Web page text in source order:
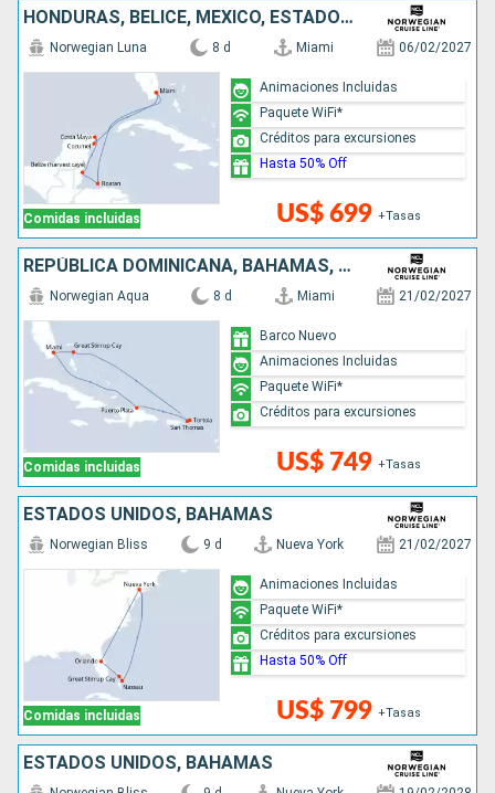
HONDURAS, BELICE, MÉXICO, ESTADOS UNIDOS
Comidas incluidas
Norwegian Luna 8 d Miami 06/02/2027
US$ 699 +Tasas
Animaciones Incluidas
Paquete WiFi*
Créditos para excursiones
Hasta 50% Off
REPÚBLICA DOMINICANA, BAHAMAS, ESTADOS UNIDOS
Comidas incluidas
Norwegian Aqua 8 d Miami 21/02/2027
US$ 749 +Tasas
Barco Nuevo
Animaciones Incluidas
Paquete WiFi*
Créditos para excursiones
ESTADOS UNIDOS, BAHAMAS
Comidas incluidas
Norwegian Bliss 9 d Nueva York 21/02/2027
US$ 799 +Tasas
Animaciones Incluidas
Paquete WiFi*
Créditos para excursiones
Hasta 50% Off
ESTADOS UNIDOS, BAHAMAS